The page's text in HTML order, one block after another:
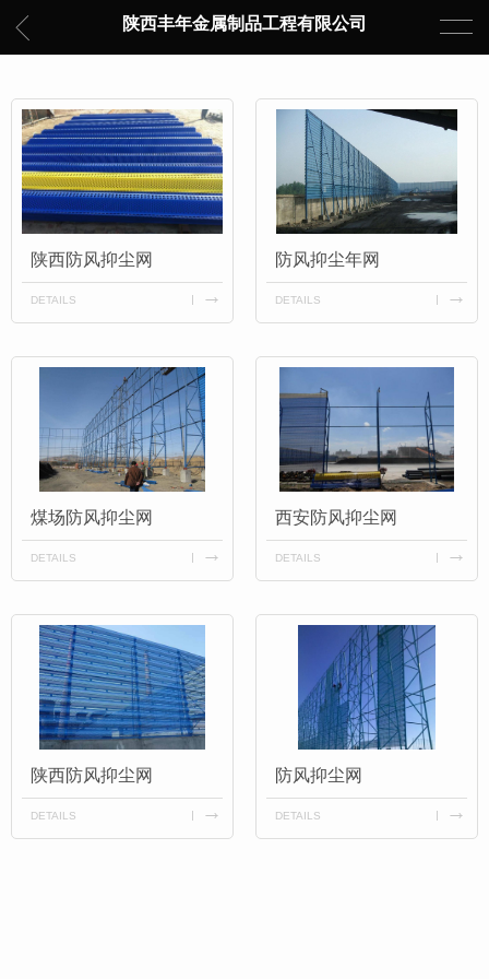
陕西丰年金属制品工程有限公司
陕西防风抑尘网
DETAILS
防风抑尘年网
DETAILS
煤场防风抑尘网
DETAILS
西安防风抑尘网
DETAILS
陕西防风抑尘网
DETAILS
防风抑尘网
DETAILS